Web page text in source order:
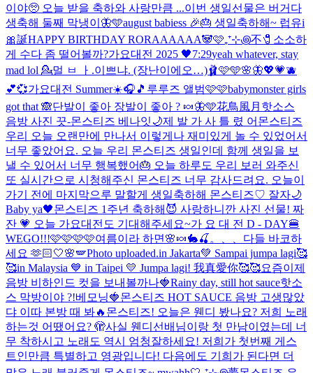
이야🥺 오늘 받을 축하와 사랑만큼 ...이번 생일선물은 버거다
생축해 둘째 막냉이🦋🩵august babiess 🎉🎂 생일축하해~ 럽유i
🎀誕HAPPY BIRTHDAY RORAAAAAA🐼🩷₊⁺⊹꩜不🧷 소소하
게 수다 좀 떨어볼까?가요대전 2025 🖤7:29yeah whatever, stay
mad lol 💁‍멀 ㅂ ㅏ.이쁘냐. (장난이에오…)🩰🩷🩵🌸🦋💖💗🫐
💕💞가요대전 Summer☀️🎧🎵 루루즈 앨범🩷🩷babymonster girls
got that 🙈단발이 좋아 장발이 좋아 ? 🍬🦋🩵花鳥風月 핫소스
음방 사진 끗-몬스티즈 베나잇🌙제 발 가 사 틀 렸 어 몬스티즈
우리 오늘 오랜만에 만나서 이렇게나 재미있게 놀 수 있었어서
너무 좋았어요. 오늘 우리 몬스티즈 생일인데 함께 생일을 보
낼 수 있어서 너무 행복했어🎂 오늘 하루도 우리 보러 와주신
또 실시간으로 시청해주신 몬스티즈 너무 감사드려요. 오늘이
가기 전에 마지막으루 말할게 생일축하해 몬스티즈♡ 잘자🌙
Baby ya🖤몬스티즈 1주년 축하해😈 사랑하니깐 사진 선물! 짜
잔 💗 오늘 가요대전도 기대해주세요~가 요 대 전 D - DAY🍔
WEGO!!!🩷🩷🩷🩷여름이라 하면 🌸🍬🐇🍒。、、 다들 바코하
세요 🫶🏻🤍🌸🪽Photo uploaded.in Jakarta💚 Sampai jumpa lagi🥰
🥰in Malaysia 💙 in Taipei 💛 Jumpa lagi! 我真愛你🥰🥰요즘이제
음방 비하인드 컷을 보내볼까나🍓Rainy day, still hot sauce핫소
스 막방이야 ?!베모닝🍓몬스티즈 HOT SAUCE 음방 고생많았
댜 이따 본방 때 봐🔥 몬스티즈! 오늘은 웬디 봤나요? 저희 노래
하는것 어땠어요? 🫣사실 웬디선배님이랑 첫 만남이였는데 너
무 착하시고 노래도 역시 엄청잘하세요! 저희가 첫번째 게스
트인만큼 특별하고 영광입니다! 다음에도 기희가 된다면 더